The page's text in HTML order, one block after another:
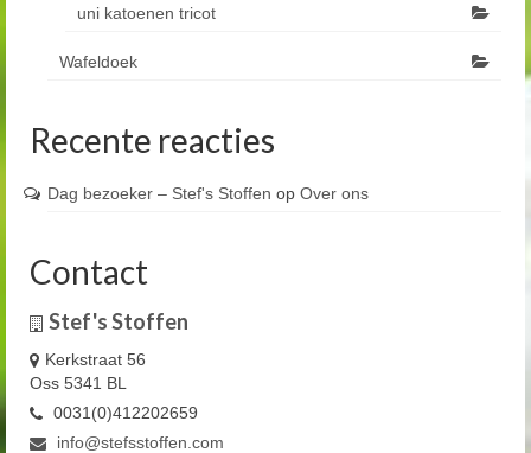
uni katoenen tricot
Wafeldoek
Recente reacties
Dag bezoeker – Stef's Stoffen op Over ons
Contact
Stef's Stoffen
Kerkstraat 56
Oss 5341 BL
0031(0)412202659
info@stefsstoffen.com